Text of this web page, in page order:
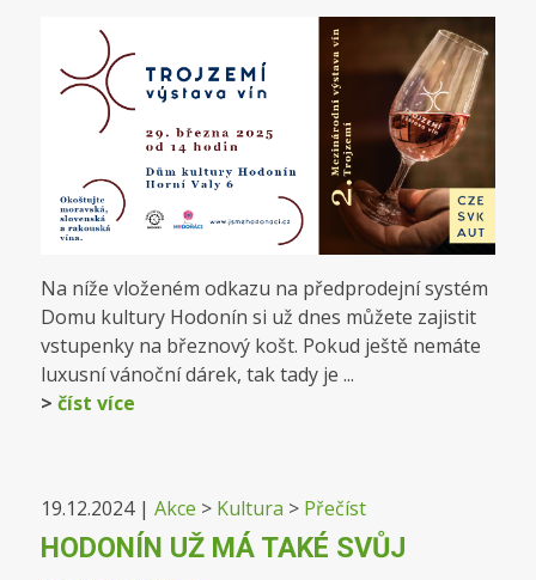
Na níže vloženém odkazu na předprodejní systém
Domu kultury Hodonín si už dnes můžete zajistit
vstupenky na březnový košt. Pokud ještě nemáte
luxusní vánoční dárek, tak tady je ...
> číst více
19.12.2024| Akce > Kultura > Přečíst
HODONÍN UŽ MÁ TAKÉ SVŮJ